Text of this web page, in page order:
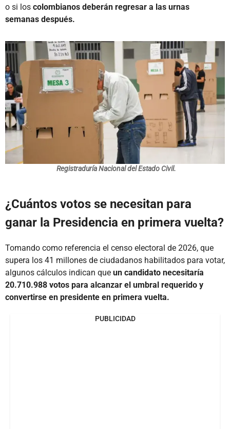
o si los colombianos deberán regresar a las urnas
semanas después.
Registraduría Nacional del Estado Civil.
¿Cuántos votos se necesitan para
ganar la Presidencia en primera vuelta?
Tomando como referencia el censo electoral de 2026, que
supera los 41 millones de ciudadanos habilitados para votar,
algunos cálculos indican que un candidato necesitaría
20.710.988 votos para alcanzar el umbral requerido y
convertirse en presidente en primera vuelta.
PUBLICIDAD